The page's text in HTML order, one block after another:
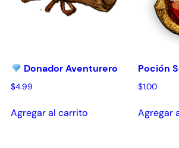
Donador Aventurero
$4.99
Agregar al carrito
Poción
$1.00
Agregar